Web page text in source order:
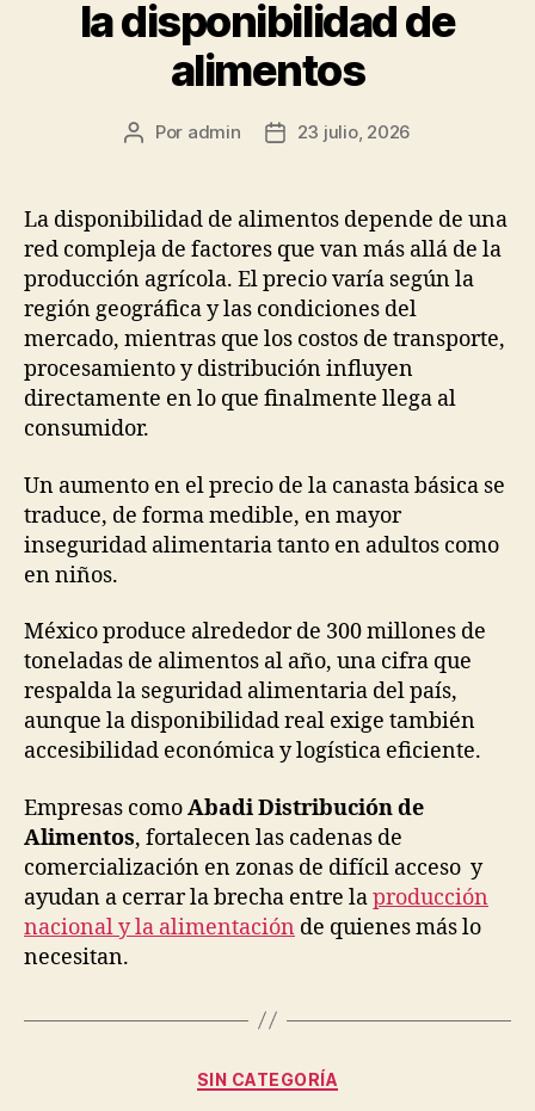
la disponibilidad de
alimentos
Autor
publicación
Por admin
Fecha
publicación
23 julio, 2026
La disponibilidad de alimentos depende de una
red compleja de factores que van más allá de la
producción agrícola. El precio varía según la
región geográfica y las condiciones del
mercado, mientras que los costos de transporte,
procesamiento y distribución influyen
directamente en lo que finalmente llega al
consumidor.
Un aumento en el precio de la canasta básica se
traduce, de forma medible, en mayor
inseguridad alimentaria tanto en adultos como
en niños.
México produce alrededor de 300 millones de
toneladas de alimentos al año, una cifra que
respalda la seguridad alimentaria del país,
aunque la disponibilidad real exige también
accesibilidad económica y logística eficiente.
Empresas comoAbadi Distribución de
Alimentos, fortalecen las cadenas de
comercialización en zonas de difícil acceso y
ayudan a cerrar la brecha entre laproducción
nacional y la alimentación de quienes más lo
necesitan.
Categorías
SIN CATEGORÍA